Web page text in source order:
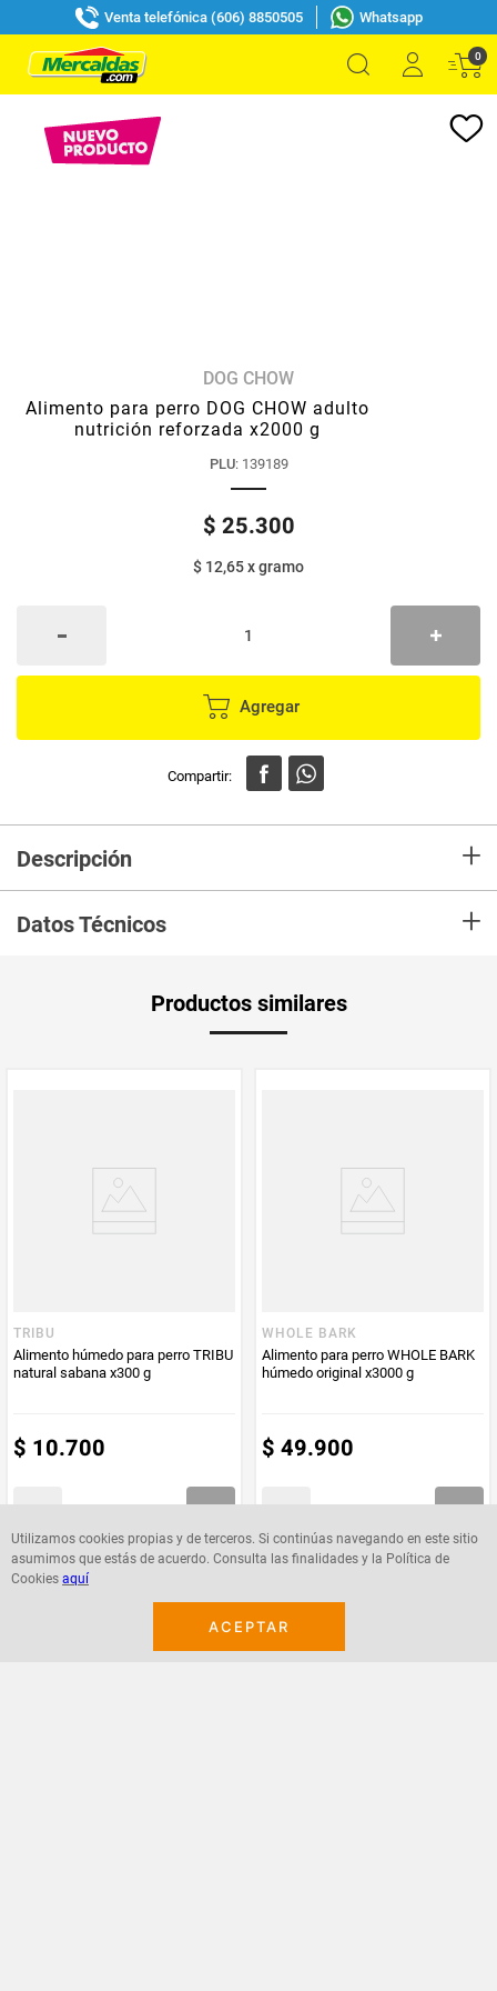
Venta telefónica (606) 8850505 Whatsapp
0
Utilizamos cookies propias y de terceros. Si continúas navegando en este sitio
asumimos que estás de acuerdo. Consulta las finalidades y la Política de
Cookies aquí
ACEPTAR
DOG CHOW
Alimento para perro DOG CHOW adulto
nutrición reforzada x2000 g
PLU: 139189
$ 25.300
$ 12,65xgramo
Agregar
Descripción +
Datos Técnicos +
PUM - Unidad
de Medida
Productos similares
TRIBU
Alimento húmedo para perro TRIBU
natural sabana x300 g
$ 10.700
WHOLE BARK
Alimento para perro WHOLE BARK
húmedo original x3000 g
$ 49.900